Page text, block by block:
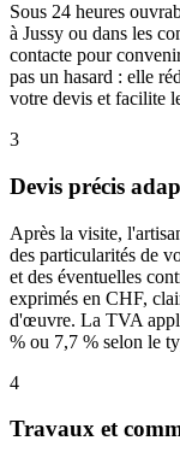
Sous 24 heures
à Jussy ou dans les
contacte pour
pas un hasard : elle
votre devis et facilite
3
Devis précis
Après la visite,
des particularités de
et des éventuelles
exprimés en CHF,
d'œuvre. La TVA
% ou 7,7 % selon le
4
Travaux et